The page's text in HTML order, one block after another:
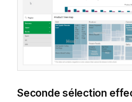
Seconde sélection